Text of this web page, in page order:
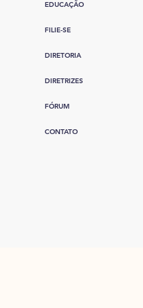
EDUCAÇÃO
FILIE-SE
DIRETORIA
DIRETRIZES
FÓRUM
CONTATO